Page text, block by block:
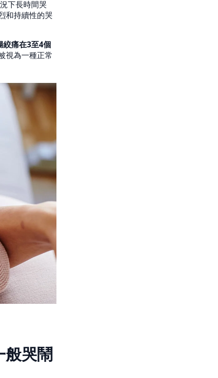
下長時間哭
和持續性的哭
絞痛在3至4個
視為一種正常
般哭鬧